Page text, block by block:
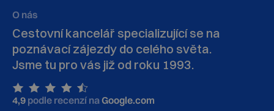
O nás
Cestovní kancelář specializující se na
poznávací zájezdy do celého světa.
Jsme tu pro vás již od roku 1993.
4,9 podle recenzí naGoogle.com